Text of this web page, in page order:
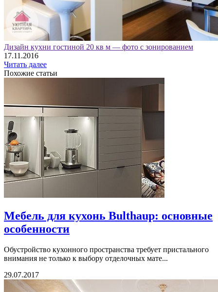
Дизайн кухни гостиной 20 кв м — фото с зонированием
17.11.2016
Читать далее
Похожие статьи
Мебель для кухонь Bulthaup: основные
особенности
Обустройство кухонного пространства требует пристального
внимания не только к выбору отделочных мате...
29.07.2017